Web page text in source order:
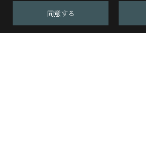
京都市中京区塩屋町59
TEL：075-229-3007
同意する